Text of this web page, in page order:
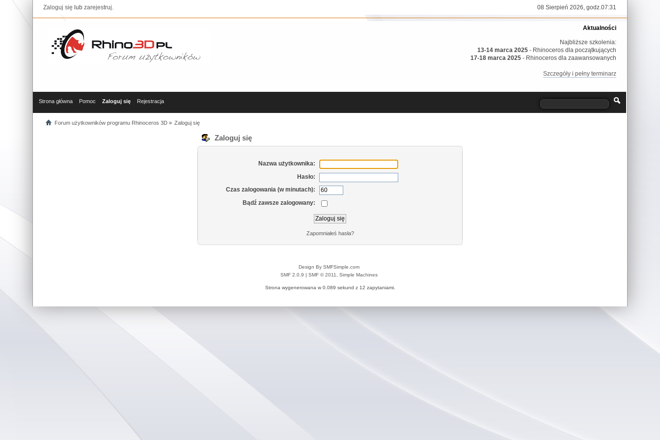
Zaloguj się lubzarejestruj. 08 Sierpień 2026, godz.07:31
Aktualności
Najbliższe szkolenia:
13-14 marca 2025 - Rhinoceros dla początkujących
17-18 marca 2025 - Rhinoceros dla zaawansowanych
Szczegóły i pełny terminarz
Strona główna Pomoc Zaloguj się Rejestracja
Forum użytkowników programu Rhinoceros 3D» Zaloguj się
Zaloguj się
Nazwa użytkownika:
Hasło:
Czas zalogowania (w minutach):
Bądź zawsze zalogowany:
Zapomniałeś hasła?
Design By SMFSimple.com
SMF 2.0.9 | SMF © 2011 Simple Machines
Strona wygenerowana w 0.089 sekund z 12 zapytaniami.